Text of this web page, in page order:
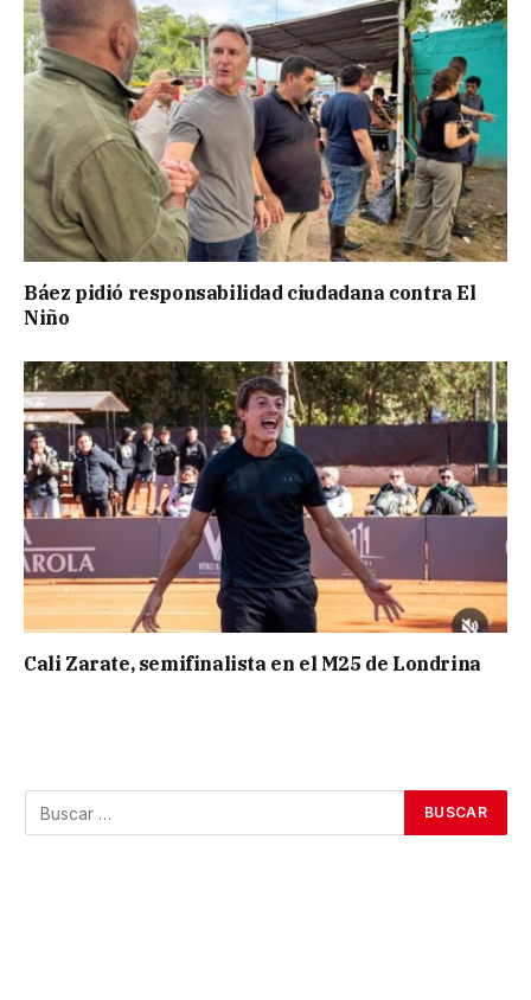
Báez pidió responsabilidad ciudadana contra El
Niño
Cali Zarate, semifinalista en el M25 de Londrina